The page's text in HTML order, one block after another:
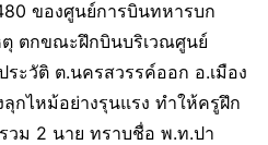
ของศูนย์การบินทหารบก
ตกขณะฝึกบินบริเวณศูนย์
ะวัติ ต.นครสวรรค์ออก อ.เมือง
กไหม้อย่างรุนแรง ทำให้ครูฝึก
วม 2 นาย ทราบชื่อ พ.ท.ปา